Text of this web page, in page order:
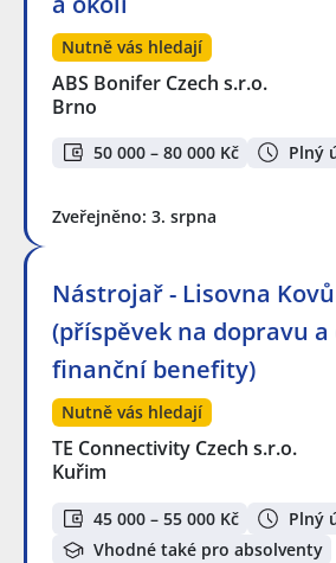
Nutně vás hledají
ABS Bonifer Czech s.r.o.
Brno
50 000 – 80 000 Kč Plný
Zveřejněno: 3. srpna
Nástrojař - Lisovna Kovů
(příspěvek na dopravu a
finanční benefity)
Nutně vás hledají
TE Connectivity Czech s.r.o.
Kuřim
45 000 – 55 000 Kč
Plný
Vhodné také pro absolventy